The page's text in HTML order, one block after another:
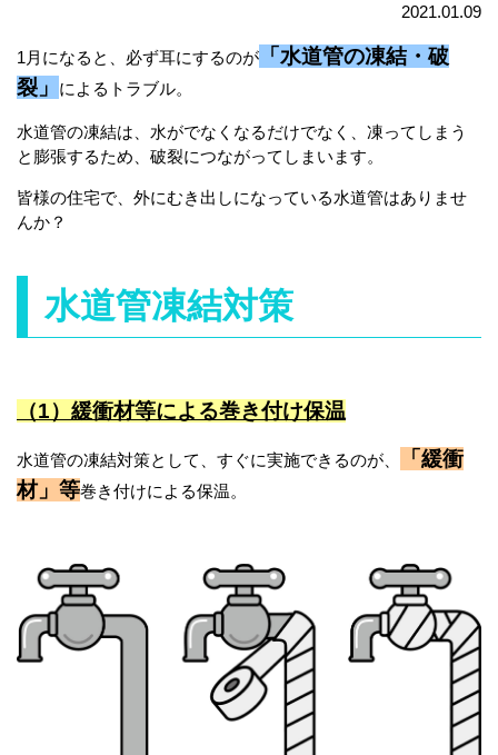
2021.01.09
1月になると、必ず耳にするのが
「水道管の凍結・破
裂」
によるトラブル。
水道管の凍結は、水がでなくなるだけでなく、凍ってしまう
と膨張するため、破裂につながってしまいます。
皆様の住宅で、外にむき出しになっている水道管はありませ
んか？
水道管凍結対策
（1）緩衝材等による巻き付け保温
水道管の凍結対策として、すぐに実施できるのが、
「緩衝
材」等巻き付けによる保温。